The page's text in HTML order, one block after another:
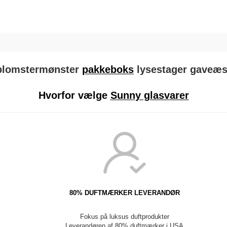
pakkeboks lysestager
Hvorfor vælge Sunny glasvarer
80% DUFTMÆRKER LEVERANDØR
Fokus på luksus duftprodukter